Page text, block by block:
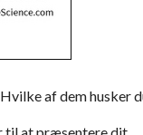
af dem husker